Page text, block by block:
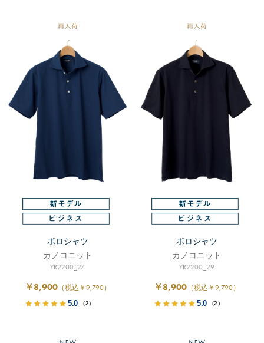
ポロシャツ
カノコニット
YR2200_27
￥8,900（税込￥9,790）
5.0 （2）
ポロシャツ
カノコニット
YR2200_29
￥8,900（税込￥9,790）
5.0 （2）